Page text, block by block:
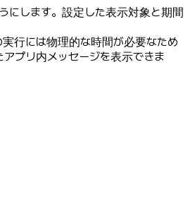
にします。設定した表示対象と期間
行には物理的な時間が必要なため
プリ内メッセージを表示できま